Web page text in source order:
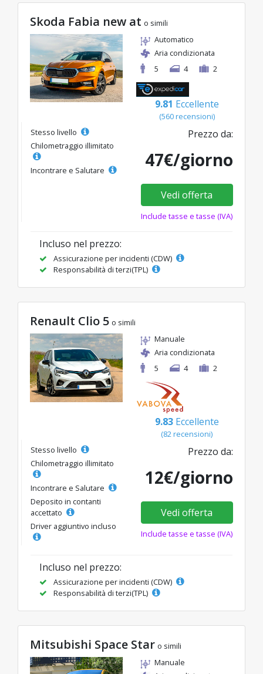
Skoda Fabia new at o simili
Automatico
Aria condizionata
5
4 2
9.81 Eccellente
(560 recensioni)
Stesso livello
Chilometraggio illimitato
Incontrare e Salutare
Prezzo da:
47€/giorno
Vedi offerta
Include tasse e tasse (IVA)
Incluso nel prezzo:
Assicurazione per incidenti (CDW)
Responsabilità di terzi(TPL)
Renault Clio 5 o simili
Manuale
Aria condizionata
5
4 2
9.83 Eccellente
(82 recensioni)
Stesso livello
Chilometraggio illimitato
Incontrare e Salutare
Deposito in contanti
accettato
Driver aggiuntivo incluso
Prezzo da:
12€/giorno
Vedi offerta
Include tasse e tasse (IVA)
Incluso nel prezzo:
Assicurazione per incidenti (CDW)
Responsabilità di terzi(TPL)
Mitsubishi Space Star o simili
Manuale